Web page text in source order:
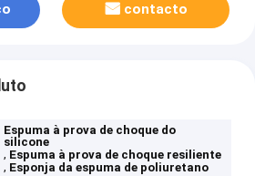
contacto
Espuma à prova de choque do
silicone
, Espuma à prova de choque resiliente
, Esponja da espuma de poliuretano